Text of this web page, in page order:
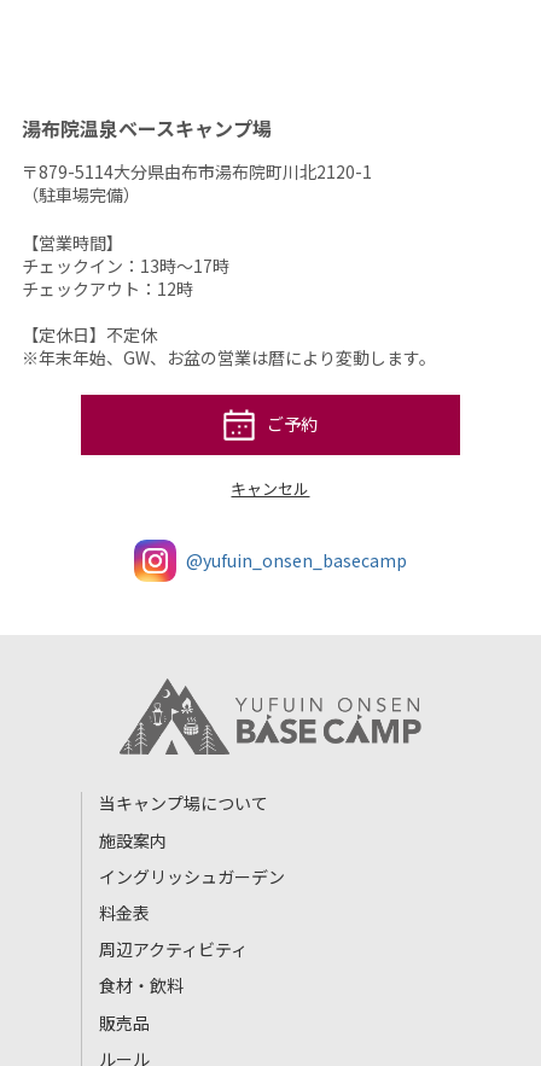
湯布院温泉ベースキャンプ場
〒879-5114大分県由布市湯布院町川北2120-1
（駐車場完備）
【営業時間】
チェックイン：13時～17時
チェックアウト：12時
【定休日】不定休
※年末年始、GW、お盆の営業は暦により変動します。
ご予約
キャンセル
@yufuin_onsen_basecamp
当キャンプ場について
施設案内
イングリッシュガーデン
料金表
周辺アクティビティ
食材・飲料
販売品
ルール